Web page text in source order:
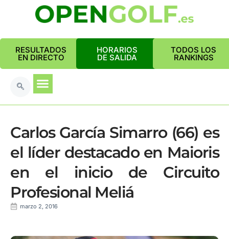
RESULTADOS
EN DIRECTO
HORARIOS
DE SALIDA
TODOS LOS
RANKINGS
Carlos García Simarro (66) es
el líder destacado en Maioris
en el inicio de Circuito
Profesional Meliá
marzo 2, 2016